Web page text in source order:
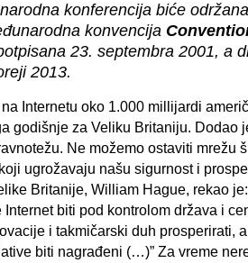
konferencija biće
konvencija
23. septembra 2001, a
2013.
Internetu oko 1.000 millijardi
godišnje za Veliku Britaniju. Dodao
Ne možemo ostaviti mrežu
ugrožavaju našu sigurnost i
Britanije, William Hague, rekao
biti pod kontrolom država i
i takmičarski duh prosperirati,
biti nagrađeni (…)” Za vreme